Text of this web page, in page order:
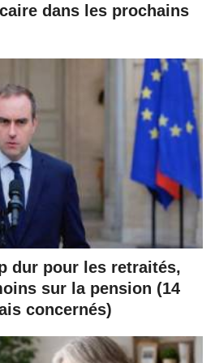
dans les prochains
dur pour les retraités,
sur la pension (14
concernés)